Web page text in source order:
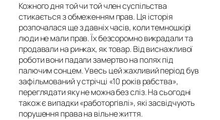
Кожного дня той чи той член суспільства
стикається з обмеженням прав. Ця історія
розпочалася ще з давніх часів, коли темношкірі
люди не мали прав. Їх безсоромно викрадали та
продавали на ринках, як товар. Від виснажливої
роботи вони падали замертво на полях під
палючим сонцем. Увесь цей жахливий період був
зафільмований у стрічці «10 років рабства»,
переглядати яку не можна без сліз. На сьогодні
також є випадки «работоргівлі», які засвідчують
порушення права на вільне життя.